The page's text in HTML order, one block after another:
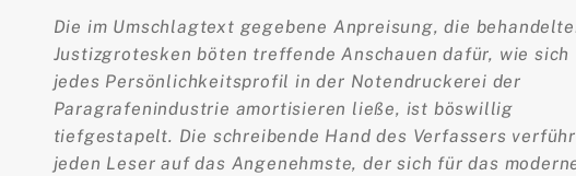
Die im Umschlagtext gegebene Anpreisung, die
Justizgrotesken böten treffende Anschauen dafür, wie sich
jedes Persönlichkeitsprofil in der Notendruckerei der
Paragrafenindustrie amortisieren ließe, ist böswillig
tiefgestapelt. Die schreibende Hand des Verfassers
jeden Leser auf das Angenehmste, der sich für das